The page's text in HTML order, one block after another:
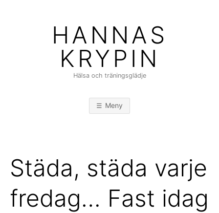
HANNAS
KRYPIN
Hälsa och träningsglädje
Meny
Städa, städa varje
fredag… Fast idag